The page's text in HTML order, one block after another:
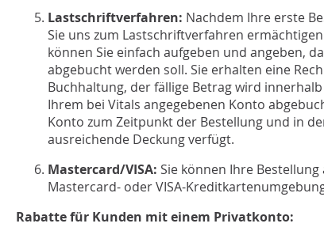
Lastschriftverfahren: Nachdem Ihre erste
Sie uns zum Lastschriftverfahren
können Sie einfach aufgeben und angeben,
abgebucht werden soll. Sie erhalten eine
Buchhaltung, der fällige Betrag wird
Ihrem bei Vitals angegebenen Konto
Konto zum Zeitpunkt der Bestellung und in
ausreichende Deckung verfügt.
Mastercard/VISA: Sie können Ihre
Mastercard- oder VISA-
Rabatte für Kunden mit einem Privatkonto: